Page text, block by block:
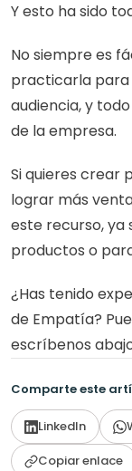
Y esto ha sido
No siempre es
practicarla para
audiencia, y
de la empresa.
Si quieres crear
lograr más
este recurso, ya
productos o
¿Has tenido
de Empatía?
escríbenos
Comparte este
LinkedIn
Copiar enlace